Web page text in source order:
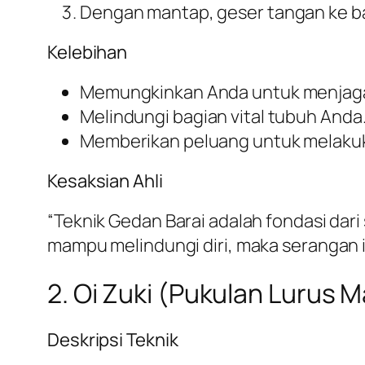
Dengan mantap, geser tangan ke
Kelebihan
Memungkinkan Anda untuk
Melindungi bagian vital tubuh
Memberikan peluang untuk
Kesaksian Ahli
“Teknik Gedan Barai adalah fondasi
mampu melindungi diri, maka
2. Oi Zuki (Pukulan Lurus
Deskripsi Teknik